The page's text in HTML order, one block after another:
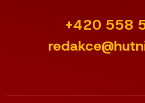
+420 558